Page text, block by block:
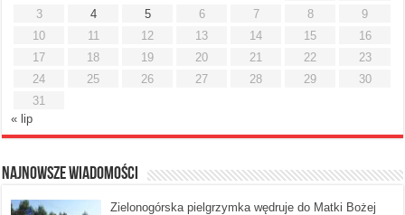
3
4 5 6 7 8
9
10
11 12 13 14 15
16
17
18 19 20 21 22
23
24
25 26 27 28 29
30
31
« lip
Najnowsze Wiadomości
Zielonogórska pielgrzymka wędruje do Matki Bożej